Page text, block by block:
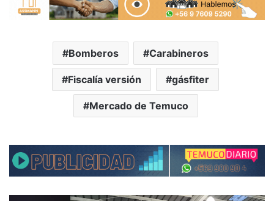
Bomberos Carabineros
Fiscalía versión gásfiter
Mercado de Temuco